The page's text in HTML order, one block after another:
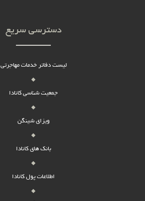
دسترسی سریع
لیست دفاتر خدمات مهاجرتی
جمعیت شناسی کانادا
ویزای شینگن
بانک های کانادا
اطلاعات پول کانادا